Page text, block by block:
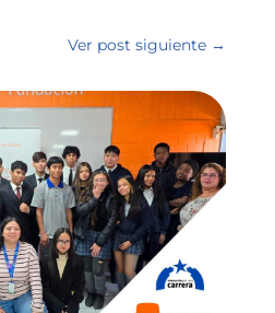
Ver post siguiente →